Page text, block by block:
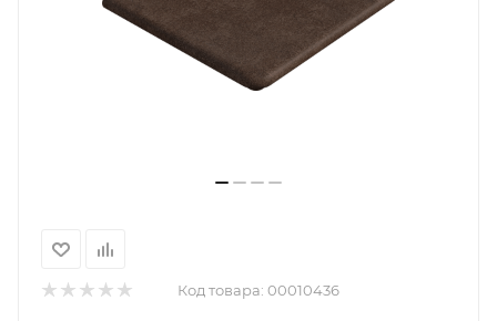
Код товара: 00010436